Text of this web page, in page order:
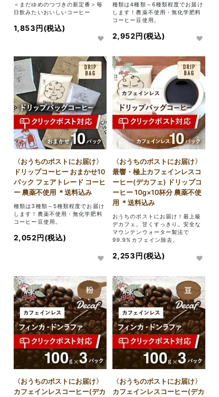
＜まだゆめのつづきの新定番＞毎
日飲みたいおいしいコーヒー
1,853円(税込)
種類は4種類～6種類程度でお届け
します！農薬不使用・無化学肥料
コーヒー豆使用。
2,952円(税込)
〈おうちのポストにお届け〉
ドリップコーヒー おまかせ10
パック フェアトレード コーヒ
ー 農薬不使用 ＊送料込み
種類は3種類～5種類程度でお届け
します！農薬不使用・無化学肥料
コーヒー豆使用。
2,052円(税込)
〈おうちのポストにお届け〉
最響・極上カフェインレスコ
ーヒー(デカフェ) ドリップコ
ーヒー 10g×10杯分 農薬不使
用 ＊送料込み
おうちのポストにお届け！最上級
デカフェ。甘くすっきり。安全な
マウンテンウォーター製法で
99.9%カフェイン除去。
2,253円(税込)
〈おうちのポストにお届け〉
カフェインレスコーヒー(デカ
〈おうちのポストにお届け〉
カフェインレスコーヒー(デカ